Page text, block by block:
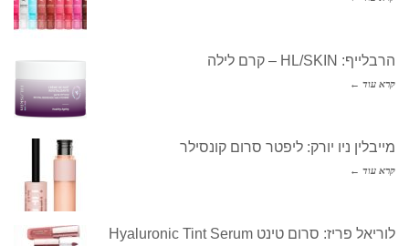
הרבלייף: HL/SKIN – קרם לילה
קרא עוד ←
מייבלין ניו יורק: ליפטר סרום קונסילר
קרא עוד ←
לוריאל פריז: סרום טינט Hyaluronic Tint Serum